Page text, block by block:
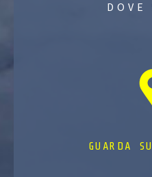
DOVE
GUARDA